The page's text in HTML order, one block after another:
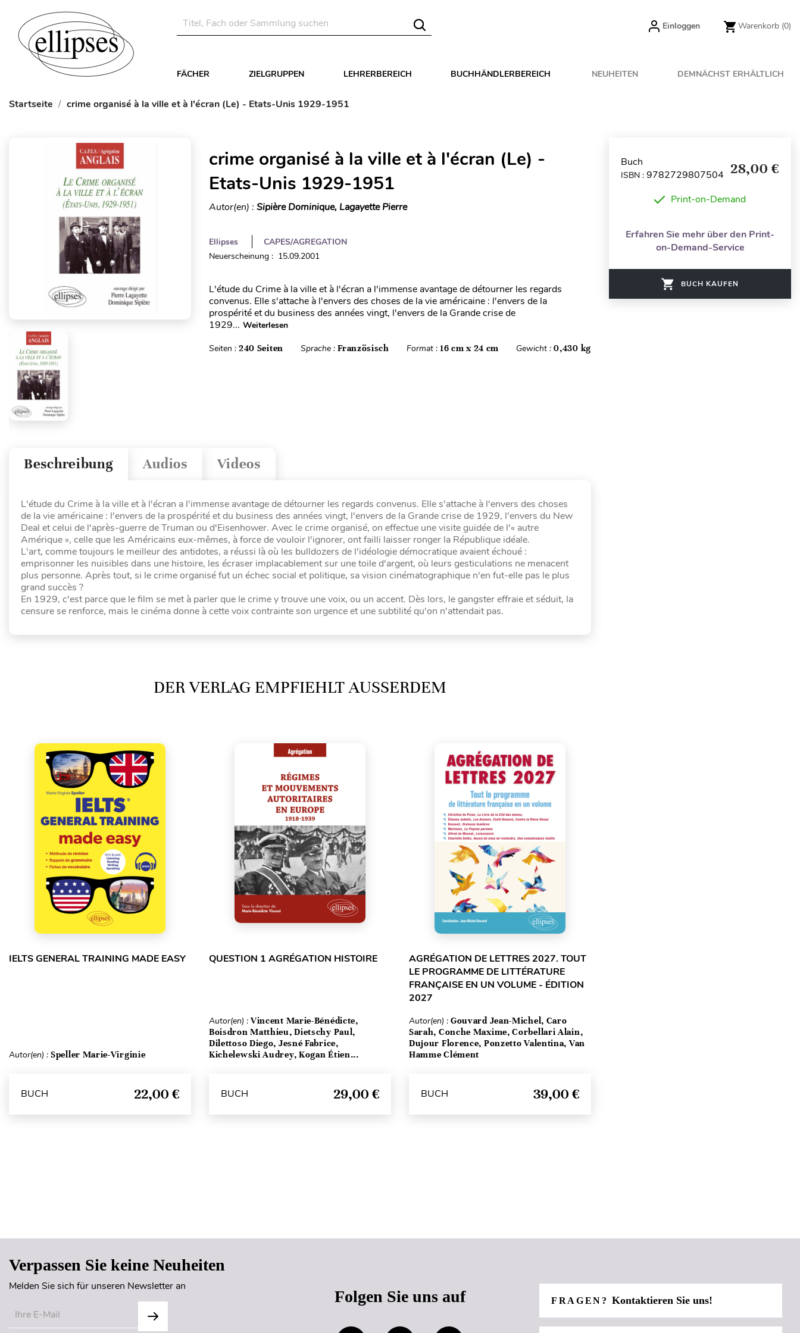
Einloggen Warenkorb (0)
FÄCHER ZIELGRUPPEN LEHRERBEREICH BUCHHÄNDLERBEREICH NEUHEITEN DEMNÄCHST ERHÄLTLICH
Startseite crime organisé à la ville et à l'écran (Le) - Etats-Unis 1929-1951
crime organisé à la ville et à l'écran (Le) -
Etats-Unis 1929-1951
Autor(en) : Sipière Dominique, Lagayette Pierre
Ellipses
CAPES/AGREGATION
Neuerscheinung : 15.09.2001
L'étude du Crime à la ville et à l'écran a l'immense avantage de détourner les regards
convenus. Elle s'attache à l'envers des choses de la vie américaine : l'envers de la
prospérité et du business des années vingt, l'envers de la Grande crise de
1929... Weiterlesen
Seiten : 240 Seiten Sprache :Französisch Format :16 cm x 24 cm Gewicht :0,430 kg
Videos
Audios
Beschreibung
L'étude du Crime à la ville et à l'écran a l'immense avantage de détourner les regards convenus. Elle s'attache à l'envers des choses
de la vie américaine : l'envers de la prospérité et du business des années vingt, l'envers de la Grande crise de 1929, l'envers du New
Deal et celui de l'après-guerre de Truman ou d'Eisenhower. Avec le crime organisé, on effectue une visite guidée de l'« autre
Amérique », celle que les Américains eux-mêmes, à force de vouloir l'ignorer, ont failli laisser ronger la République idéale.
L'art, comme toujours le meilleur des antidotes, a réussi là où les bulldozers de l'idéologie démocratique avaient échoué :
emprisonner les nuisibles dans une histoire, les écraser implacablement sur une toile d'argent, où leurs gesticulations ne menacent
plus personne. Après tout, si le crime organisé fut un échec social et politique, sa vision cinématographique n'en fut-elle pas le plus
grand succès ?
En 1929, c'est parce que le film se met à parler que le crime y trouve une voix, ou un accent. Dès lors, le gangster effraie et séduit, la
censure se renforce, mais le cinéma donne à cette voix contrainte son urgence et une subtilité qu'on n'attendait pas.
DER VERLAG EMPFIEHLT AUSSERDEM
IELTS GENERAL TRAINING MADE EASY
Autor(en) : Speller Marie-Virginie
BUCH 22,00 €
QUESTION 1 AGRÉGATION HISTOIRE
Autor(en) : Vincent Marie-Bénédicte,
Boisdron Matthieu, Dietschy Paul,
Dilettoso Diego, Jesné Fabrice,
Kichelewski Audrey, Kogan Étien...
BUCH 29,00 €
AGRÉGATION DE LETTRES 2027. TOUT
LE PROGRAMME DE LITTÉRATURE
FRANÇAISE EN UN VOLUME - ÉDITION
2027
Autor(en) : Gouvard Jean-Michel, Caro
Sarah, Conche Maxime, Corbellari Alain,
Dujour Florence, Ponzetto Valentina, Van
Hamme Clément
BUCH 39,00 €
Buch
ISBN : 9782729807504 28,00 €
Print-on-Demand
Erfahren Sie mehr über den Print-
on-Demand-Service
BUCH KAUFEN
Verpassen Sie keine Neuheiten
Melden Sie sich für unseren Newsletter an
Folgen Sie uns auf FRAGEN?Kontaktieren Sie uns!